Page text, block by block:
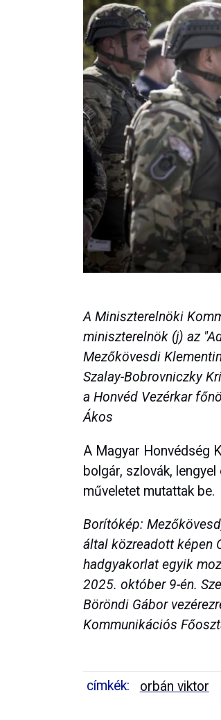
A Miniszterelnöki
miniszterelnök (j) az
Mezőkövesdi
Szalay-Bobrovniczky
a Honvéd Vezérkar
Ákos
A Magyar Honvédség
bolgár, szlovák,
műveletet mutattak be.
Borítókép:
által közreadott képen
hadgyakorlat egyik
2025. október 9-én.
Böröndi Gábor
Kommunikációs
címkék: orbán viktor